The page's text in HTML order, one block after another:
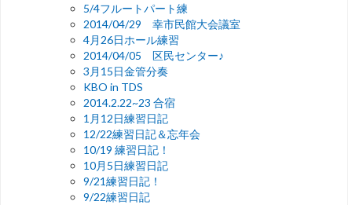
5/4フルートパート練
2014/04/29 幸市民館大会議室
4月26日ホール練習
2014/04/05 区民センター♪
3月15日金管分奏
KBO in TDS
2014.2.22~23 合宿
1月12日練習日記
12/22練習日記＆忘年会
10/19 練習日記！
10月5日練習日記
9/21練習日記！
9/22練習日記